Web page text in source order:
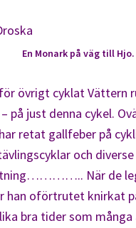
En Monark på väg till Hjo.
övrigt cyklat Vättern
på just denna cykel.
retat gallfeber på
och diverse
När de
han oförtrutet knirkat
bra tider som många